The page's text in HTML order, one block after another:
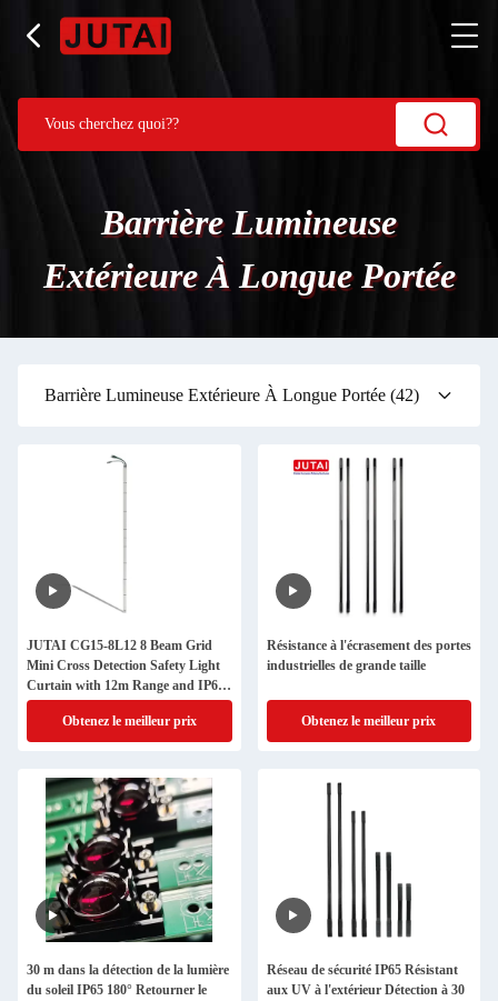
Barrière Lumineuse
Extérieure À Longue Portée
Barrière Lumineuse Extérieure À Longue Portée (42)
JUTAI CG15-8L12 8 Beam Grid
Mini Cross Detection Safety Light
Curtain with 12m Range and IP67
for Industrial Doors
Obtenez le meilleur prix
Résistance à l'écrasement des portes
industrielles de grande taille
Obtenez le meilleur prix
30 m dans la détection de la lumière
du soleil IP65 180° Retourner le
Réseau de sécurité IP65 Résistant
aux UV à l'extérieur Détection à 30